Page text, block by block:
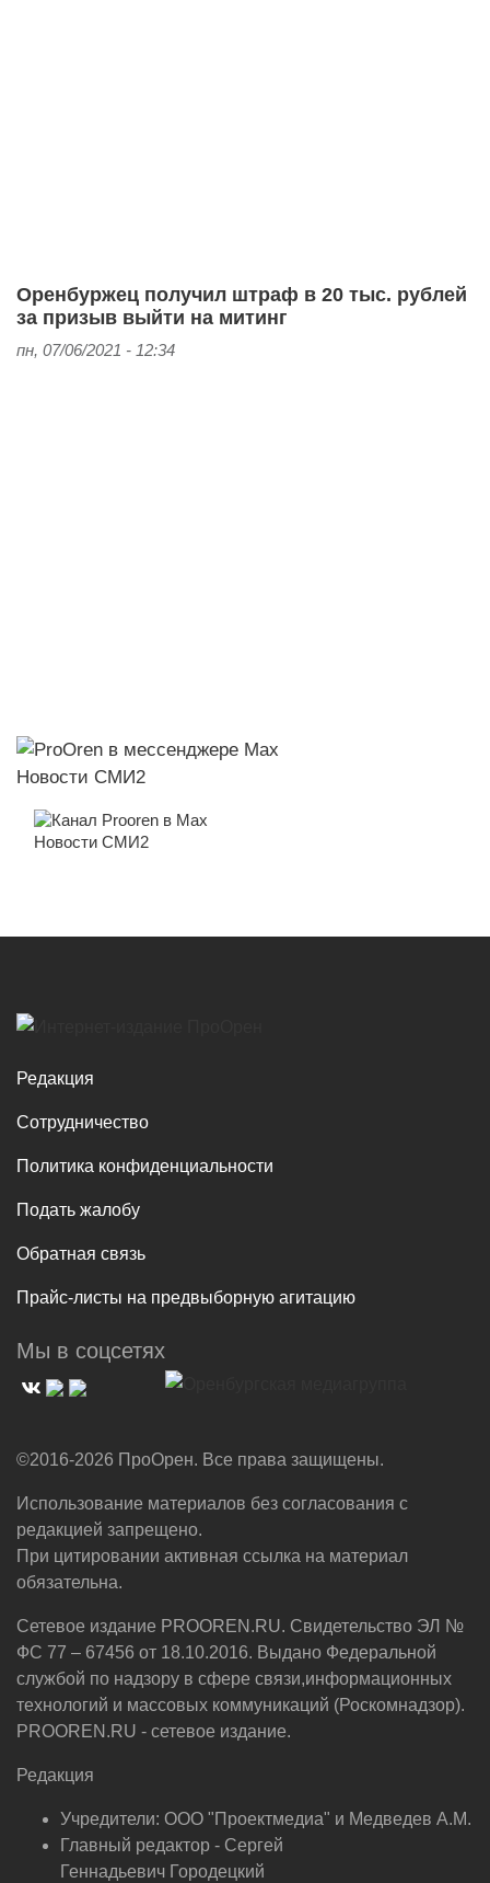
Оренбуржец получил штраф в 20 тыс. рублей
за призыв выйти на митинг
пн, 07/06/2021 - 12:34
Новости СМИ2
Новости СМИ2
Редакция
Сотрудничество
Политика конфиденциальности
Подать жалобу
Обратная связь
Прайс-листы на предвыборную агитацию
Мы в соцсетях
©2016-2026 ПроОрен. Все права защищены.
Использование материалов без согласования с
редакцией запрещено.
При цитировании активная ссылка на материал
обязательна.
Сетевое издание PROOREN.RU. Свидетельство ЭЛ №
ФС 77 – 67456 от 18.10.2016. Выдано Федеральной
службой по надзору в сфере связи,информационных
технологий и массовых коммуникаций (Роскомнадзор).
PROOREN.RU - сетевое издание.
Редакция
Учредители: ООО "Проектмедиа" и Медведев А.М.
Главный редактор - Сергей
Геннадьевич Городецкий